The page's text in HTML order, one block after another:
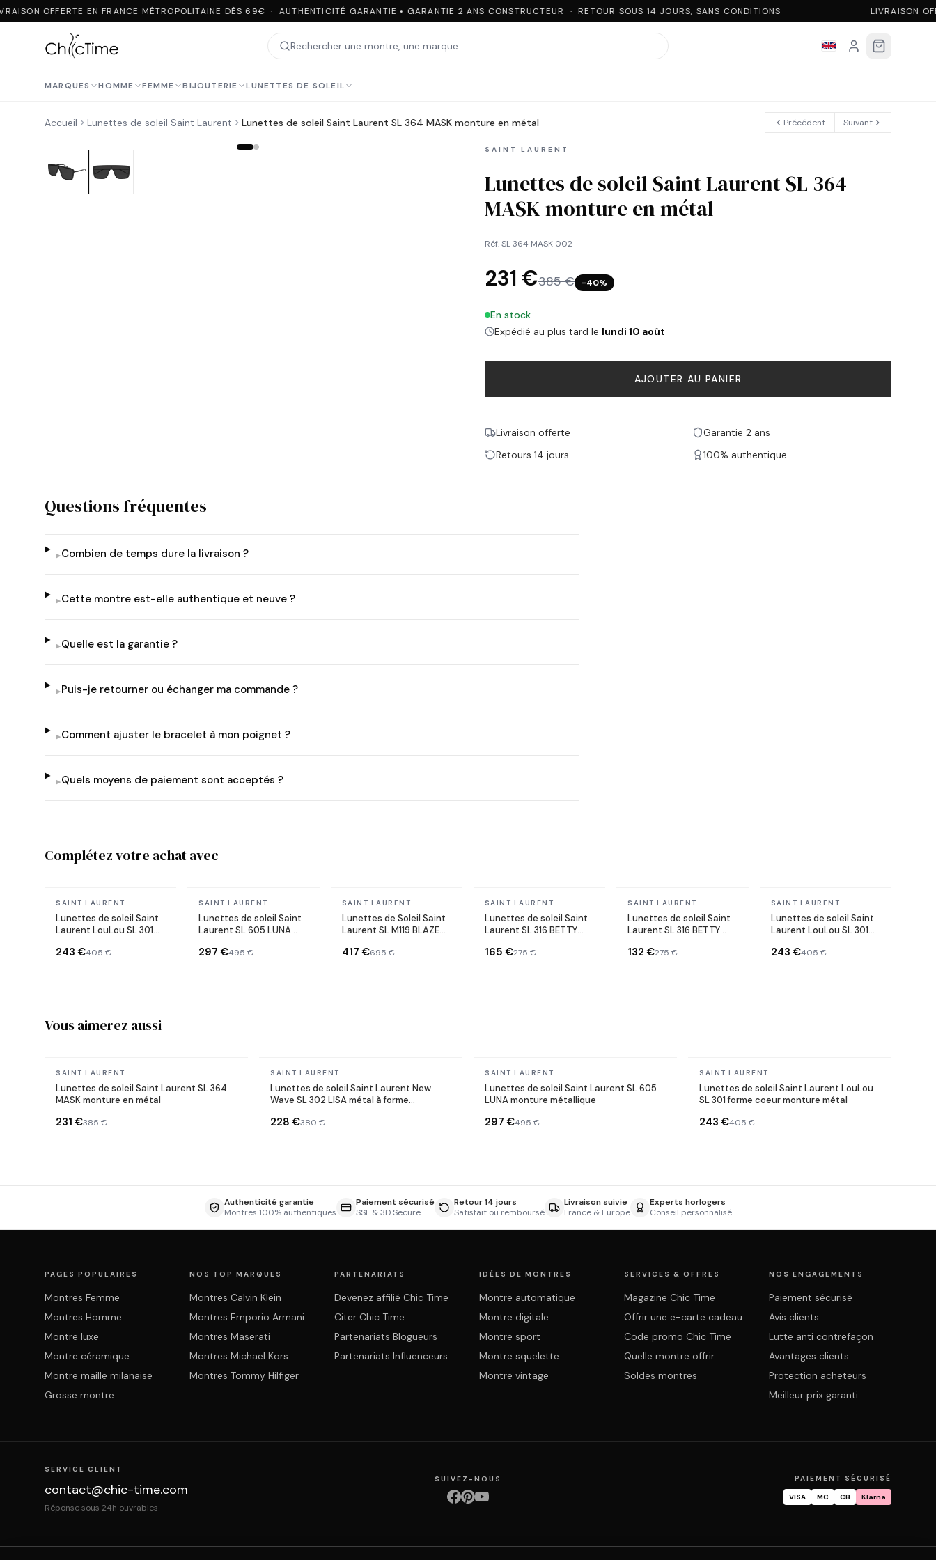
OFFERTE EN FRANCE MÉTROPOLITAINE DÈS 69€ · AUTHENTICITÉ GARANTIE • GARANTIE 2 ANS CONSTRUCTEUR · RETOUR SOUS 14 JOURS, SANS CONDITIONS LIVRAISON
MARQUES HOMME FEMME BIJOUTERIE LUNETTES DE SOLEIL
Accueil Lunettes de soleil Saint Laurent Lunettes de soleil Saint Laurent SL 364 MASK monture en métal Précédent Suivant
SAINT LAURENT
Lunettes de soleil Saint Laurent SL 364
MASK monture en métal
Réf.SL 364 MASK 002
231 €385 € −40%
En stock
Expédié au plus tard le lundi 10 août
AJOUTER AU PANIER
Livraison offerte
Garantie 2 ans
Retours 14 jours
100% authentique
Questions fréquentes
▸Combien de temps dure la livraison ?
▸Cette montre est-elle authentique et neuve ?
▸Quelle est la garantie ?
▸Puis-je retourner ou échanger ma commande ?
▸Comment ajuster le bracelet à mon poignet ?
▸Quels moyens de paiement sont acceptés ?
Complétez votre achat avec
En stock
SAINT LAURENT
Lunettes de soleil Saint
Laurent LouLou SL 301
métal
243 €405 €
En stock
SAINT LAURENT
Lunettes de soleil Saint
Laurent SL 605 LUNA
297 €495 €
En stock
SAINT LAURENT
Lunettes de Soleil Saint
Laurent SL M119 BLAZE
acétate
417 €695 €
En stock
SAINT LAURENT
Lunettes de soleil Saint
Laurent SL 316 BETTY
165 €275 €
En stock
SAINT LAURENT
Lunettes de soleil Saint
Laurent SL 316 BETTY
132 €275 €
En stock
SAINT LAURENT
Lunettes de soleil Saint
Laurent LouLou SL 301
métal
243 €405 €
Vous aimerez aussi
En stock
SAINT LAURENT
Lunettes de soleil Saint Laurent SL 364
MASK monture en métal
231 €385 €
En stock
SAINT LAURENT
Lunettes de soleil Saint Laurent New
Wave SL 302 LISA métal à forme
228 €380 €
En stock
SAINT LAURENT
Lunettes de soleil Saint Laurent SL 605
LUNA monture métallique
297 €495 €
En stock
SAINT LAURENT
Lunettes de soleil Saint Laurent LouLou
SL 301 forme coeur monture métal
243 €405 €
Authenticité garantie
Montres 100% authentiques
Paiement sécurisé
SSL & 3D Secure
Retour 14 jours
Satisfait ou remboursé
Livraison suivie
France & Europe
Experts horlogers
Conseil personnalisé
PAGES POPULAIRES
Montres Femme
Montres Homme
Montre luxe
Montre céramique
Montre maille milanaise
Grosse montre
NOS TOP MARQUES
Montres Calvin Klein
Montres Emporio Armani
Montres Maserati
Montres Michael Kors
Montres Tommy Hilfiger
PARTENARIATS
Devenez affilié Chic Time
Citer Chic Time
Partenariats Blogueurs
Partenariats Influenceurs
IDÉES DE MONTRES
Montre automatique
Montre digitale
Montre sport
Montre squelette
Montre vintage
SERVICES & OFFRES
Magazine Chic Time
Offrir une e-carte cadeau
Code promo Chic Time
Quelle montre offrir
Soldes montres
NOS ENGAGEMENTS
Paiement sécurisé
Avis clients
Lutte anti contrefaçon
Avantages clients
Protection acheteurs
Meilleur prix garanti
SERVICE CLIENT
contact@chic-time.com
Réponse sous 24h ouvrables
SUIVEZ-NOUS PAIEMENT SÉCURISÉ
VISA MC CB Klarna